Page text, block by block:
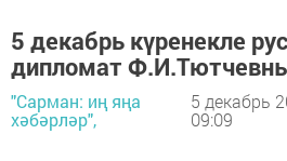
5 декабрь күренекле
дипломат
"Сарман: иң яңа
хәбәрләр",
5 декабрь
09:09